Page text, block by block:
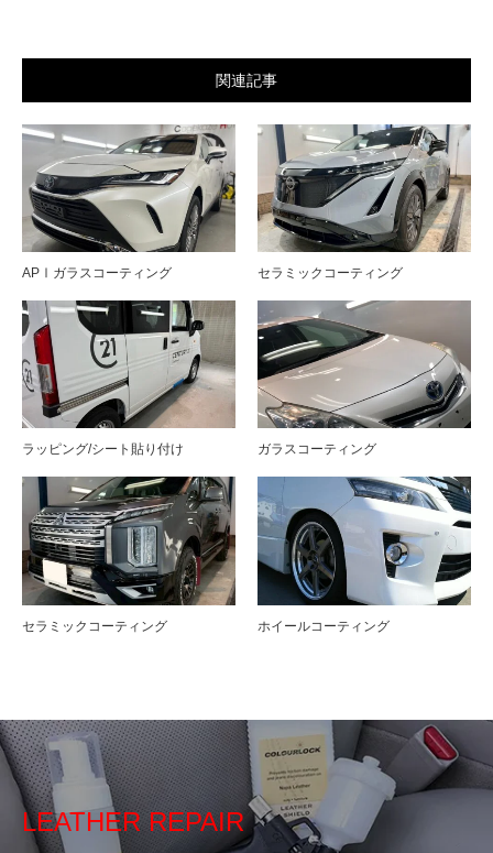
関連記事
APⅠガラスコーティング セラミックコーティング
ラッピング/シート貼り付け ガラスコーティング
セラミックコーティング ホイールコーティング
LEATHER REPAIR